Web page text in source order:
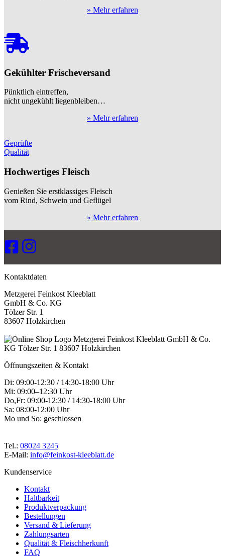
» Mehr erfahren
Gekühlter Frischeversand
Pünktlich eintreffen,
nicht ungekühlt liegenbleiben…
» Mehr erfahren
Geprüfte
Qualität
Hochwertiges Fleisch
Genießen Sie erstklassiges Fleisch
vom Rind, Schwein und Geflügel
» Mehr erfahren
Kontaktdaten
Metzgerei Feinkost Kleeblatt
GmbH & Co. KG
Tölzer Str. 1
83607 Holzkirchen
Öffnungszeiten & Kontakt
Di: 09:00-12:30 / 14:30-18:00 Uhr
Mi: 09:00–12:30 Uhr
Do,Fr: 09:00-12:30 / 14:30-18:00 Uhr
Sa: 08:00-12:00 Uhr
Mo und So: geschlossen
Tel.: 08024 3245
E-Mail: info@feinkost-kleeblatt.de
Kundenservice
Kontakt
Haltbarkeit
Produktverpackung
Bestellungen
Versand & Lieferung
Zahlungsarten
Qualität & Fleischherkunft
FAQ